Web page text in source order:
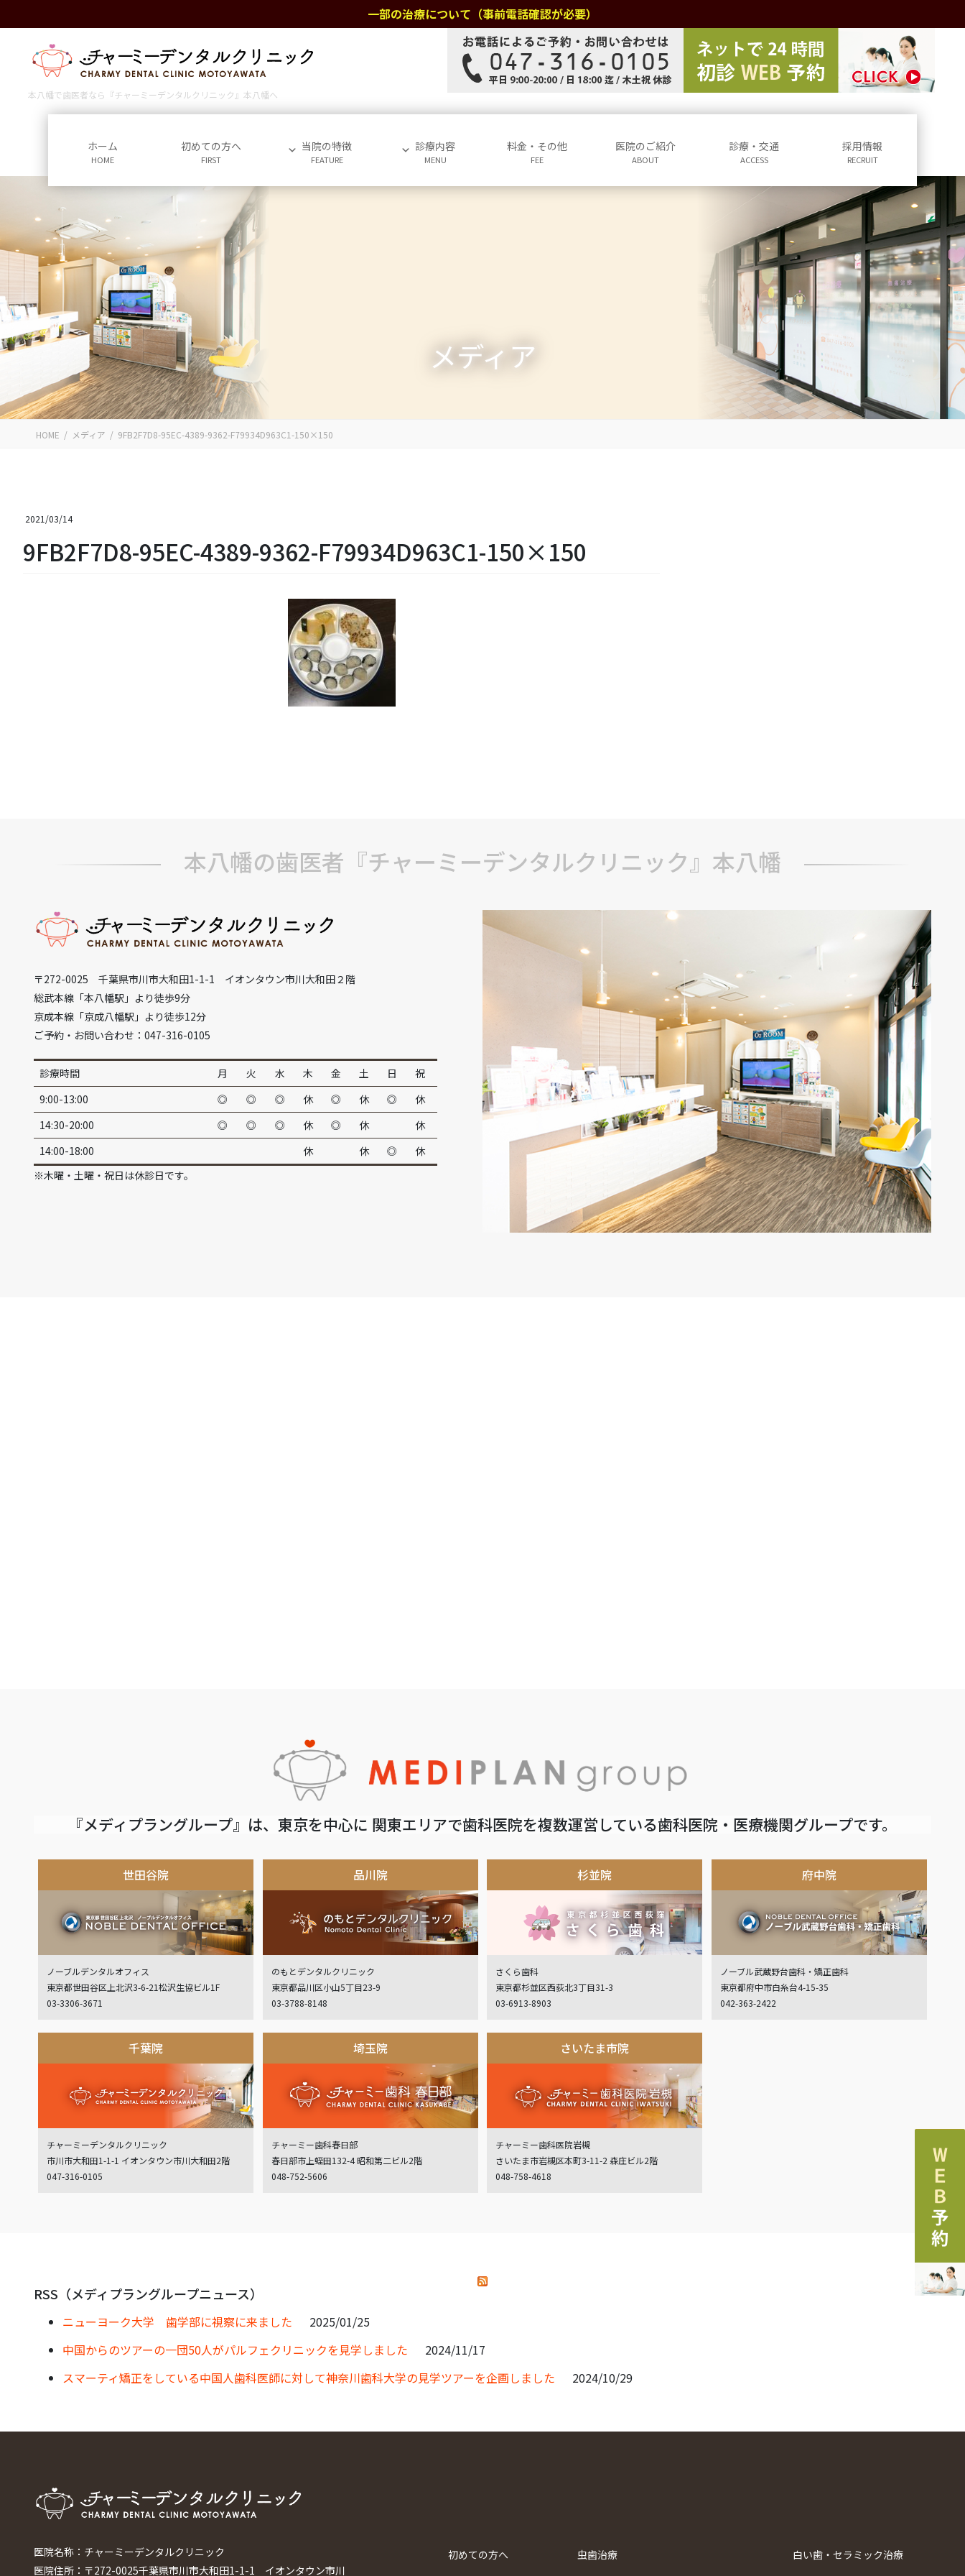
ン
ビ
一部の治療について（事前電話確認が必要）
本八幡で歯医者なら『チャーミーデンタルクリニック』本八幡へ
ホーム
HOME
初めての方へ
FIRST
当院の特徴
FEATURE
診療内容
MENU
料金・その他
FEE
医院のご紹介
ABOUT
診療・交通
ACCESS
採用情報
RECRUIT
メディア
HOME メディア 9FB2F7D8-95EC-4389-9362-F79934D963C1-150×150
2021/03/14
9FB2F7D8-95EC-4389-9362-F79934D963C1-150×150
本八幡の歯医者『チャーミーデンタルクリニック』本八幡
〒272-0025 千葉県市川市大和田1-1-1 イオンタウン市川大和田２階
総武本線「本八幡駅」より徒歩9分
京成本線「京成八幡駅」より徒歩12分
ご予約・お問い合わせ：047-316-0105
診療時間 月 火 水 木 金 土 日
祝
9:00-13:00
◎ ◎ ◎ 休 ◎ 休 ◎
休
14:30-20:00
◎ ◎ ◎ 休 ◎ 休
休
14:00-18:00
休 休 ◎
休
※木曜・土曜・祝日は休診日です。
『メディプラングループ』は、東京を中心に 関東エリアで歯科医院を複数運営している歯科医院・医療機関グループです。
世田谷院
ノーブルデンタルオフィス
東京都世田谷区上北沢3-6-21松沢生協ビル1F
03-3306-3671
品川院
のもとデンタルクリニック
東京都品川区小山5丁目23-9
03-3788-8148
杉並院
さくら歯科
東京都杉並区西荻北3丁目31-3
03-6913-8903
府中院
ノーブル武蔵野台歯科・矯正歯科
東京都府中市白糸台4-15-35
042-363-2422
千葉院
チャーミーデンタルクリニック
市川市大和田1-1-1 イオンタウン市川大和田2階
047-316-0105
埼玉院
チャーミー歯科春日部
春日部市上蛭田132-4 昭和第二ビル2階
048-752-5606
さいたま市院
チャーミー歯科医院岩槻
さいたま市岩槻区本町3-11-2 森庄ビル2階
048-758-4618
RSS（メディプラングループニュース）
ニューヨーク大学 歯学部に視察に来ました
2025/01/25
中国からのツアーの一団50人がパルフェクリニックを見学しました
2024/11/17
スマーティ矯正をしている中国人歯科医師に対して神奈川歯科大学の見学ツアーを企画しました
2024/10/29
医院名称：チャーミーデンタルクリニック
医院住所：〒272-0025千葉県市川市大和田1-1-1 イオンタウン市川
初めての方へ
虫歯治療
白い歯・セラミック治療